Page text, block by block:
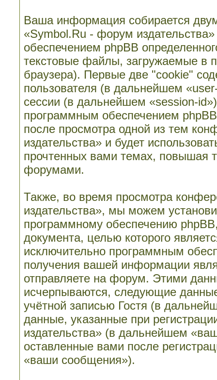
Ваша информация собирается
«Symbol.Ru - форум
обеспечением phpBB
текстовые файлы, загружаемые в
браузера). Первые две "cookie"
пользователя (в дальнейшем
сессии (в дальнейшем «session-
программным обеспечением
после просмотра одной из тем
издательства» и будет
прочтенных вами темах, повышая
форумами.
Также, во время просмотра
издательства», мы можем
программному обеспечению
документа, целью которого
исключительно программным
получения вашей информации
отправляете на форум. Этими
исчерпываются, следующие
учётной записью Гостя (в
данные, указанные при
издательства» (в дальнейшем
оставленные вами после
«ваши сообщения»).